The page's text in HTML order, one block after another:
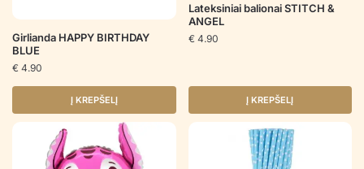
Girlianda HAPPY BIRTHDAY
BLUE
€ 4.90
Į KREPŠELĮ
Lateksiniai balionai STITCH &
ANGEL
€ 4.90
Į KREPŠELĮ